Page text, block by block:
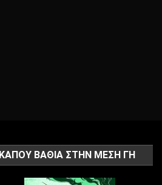
ΚΑΠΟΥ ΒΑΘΙΑ ΣΤΗΝ ΜΕΣΗ ΓΗ